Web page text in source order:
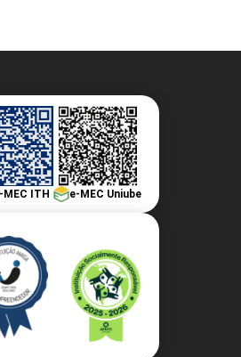
MEC ITH e-MEC Uniube